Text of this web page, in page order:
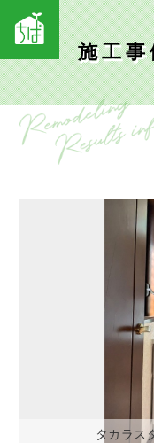
施工
タカラス